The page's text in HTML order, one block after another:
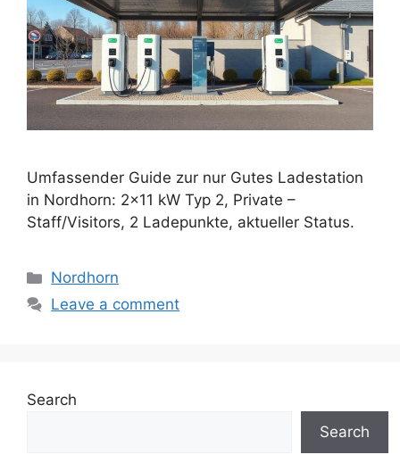
Umfassender Guide zur nur Gutes Ladestation
in Nordhorn: 2×11 kW Typ 2, Private –
Staff/Visitors, 2 Ladepunkte, aktueller Status.
Categories
Nordhorn
Leave a comment
Search
Search